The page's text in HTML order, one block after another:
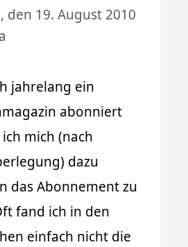
den 19. August 2010
jahrelang ein
abonniert
mich (nach
dazu
das Abonnement zu
fand ich in den
einfach nicht die